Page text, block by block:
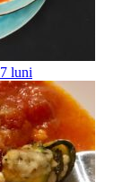
7 luni